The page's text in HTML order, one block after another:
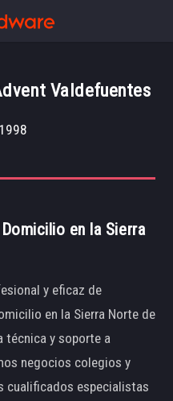
Valdefuentes
en la Sierra
y eficaz de
en la Sierra Norte de
técnica y soporte a
negocios colegios y
cualificados especialistas